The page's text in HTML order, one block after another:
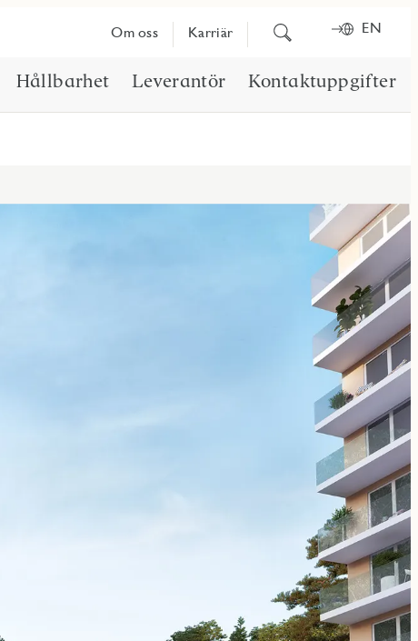
Om oss Karriär
Sök
EN
Hållbarhet Leverantör Kontaktuppgifter